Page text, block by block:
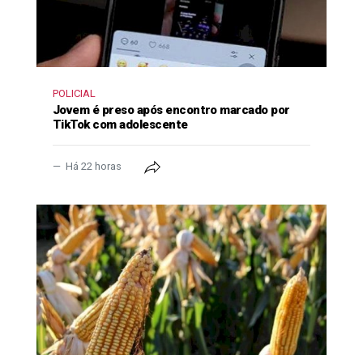
POLICIAL
Jovem é preso após encontro marcado por
TikTok com adolescente
Há 22 horas